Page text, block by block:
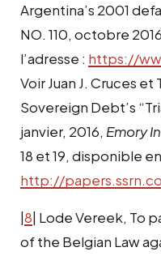
Argentina’s 2001
NO. 110, octobre
l’adresse : https://
Voir Juan J. Cruces
Sovereign Debt’s
janvier, 2016, Emory
18 et 19, disponible
http://
|8| Lode Vereek, To
of the Belgian Law